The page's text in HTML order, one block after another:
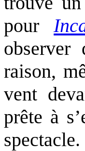
pour
observer
raison,
vent
prête à
spectacle.